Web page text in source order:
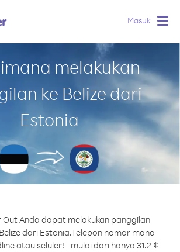
Masuk
melakukan
ke Belize dari
Estonia
Out Anda dapat melakukan panggilan
dari Estonia.Telepon nomor mana
atau seluler! - mulai dari hanya 31.2 ¢